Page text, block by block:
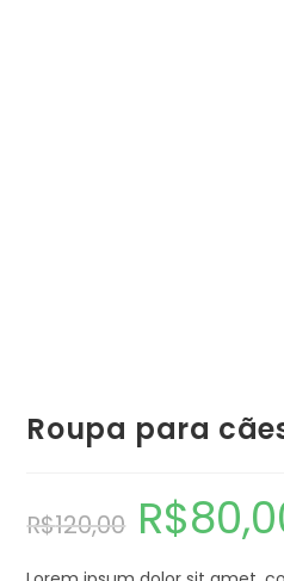
Roupa para
R$120,00 R$